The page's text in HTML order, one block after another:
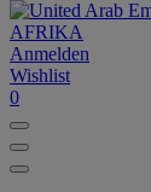
AFRIKA
Anmelden
Wishlist
0